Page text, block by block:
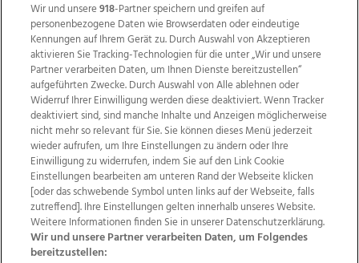
Wir über uns Mediadaten Kontakt
Jobs
Datenschutz
Impressum
AGB Anzeigekunden
AGB Website
Ehrenkodex Politische Werbung
Wir und unsere918-Partner speichern und greifen auf
personenbezogene Daten wie Browserdaten oder eindeutige
Kennungen auf Ihrem Gerät zu. Durch Auswahl von Akzeptieren
aktivieren Sie Tracking-Technologien für die unter „Wir und unsere
Partner verarbeiten Daten, um Ihnen Dienste bereitzustellen“
aufgeführten Zwecke. Durch Auswahl von Alle ablehnen oder
Widerruf Ihrer Einwilligung werden diese deaktiviert. Wenn Tracker
deaktiviert sind, sind manche Inhalte und Anzeigen möglicherweise
nicht mehr so relevant für Sie. Sie können dieses Menü jederzeit
wieder aufrufen, um Ihre Einstellungen zu ändern oder Ihre
Einwilligung zu widerrufen, indem Sie auf den Link Cookie
Einstellungen bearbeiten am unteren Rand der Webseite klicken
[oder das schwebende Symbol unten links auf der Webseite, falls
zutreffend]. Ihre Einstellungen gelten innerhalb unseres Website.
Weitere Informationen finden Sie in unserer Datenschutzerklärung.
Wir und unsere Partner verarbeiten Daten, um Folgendes
bereitzustellen: